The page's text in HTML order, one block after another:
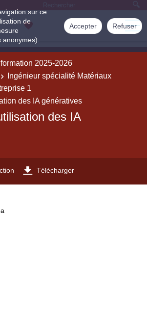
sur ce
de
Accepter Refuser
2025-2026
Ingénieur spécialité Matériaux
1
des IA génératives
des IA
Télécharger